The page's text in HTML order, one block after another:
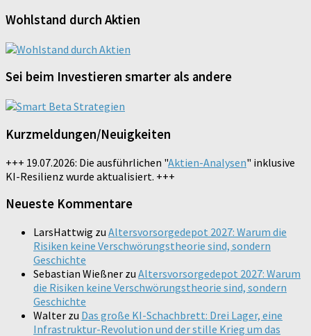
Wohlstand durch Aktien
Sei beim Investieren smarter als andere
Kurzmeldungen/Neuigkeiten
+++ 19.07.2026: Die ausführlichen "Aktien-Analysen" inklusive
KI-Resilienz wurde aktualisiert. +++
Neueste Kommentare
LarsHattwig zu Altersvorsorgedepot 2027: Warum die
Risiken keine Verschwörungstheorie sind, sondern
Geschichte
Sebastian Wießner zu Altersvorsorgedepot 2027: Warum
die Risiken keine Verschwörungstheorie sind, sondern
Geschichte
Walter zu Das große KI-Schachbrett: Drei Lager, eine
Infrastruktur-Revolution und der stille Krieg um das